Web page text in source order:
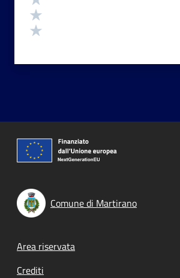
Comune di Martirano
Footer menu
Area riservata
Crediti